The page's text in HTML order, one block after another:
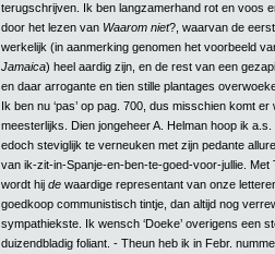
terugschrijven. Ik ben langzamerhand rot en voos
door het lezen van Waarom niet?, waarvan de
werkelijk (in aanmerking genomen het voorbeeld
Jamaica) heel aardig zijn, en de rest van een
en daar arrogante en tien stille plantages
Ik ben nu ‘pas’ op pag. 700, dus misschien komt er
meesterlijks. Dien jongeheer A. Helman hoop ik a.s.
edoch steviglijk te verneuken met zijn pedante
van ik-zit-in-Spanje-en-ben-te-goed-voor-jullie. Met
wordt hij dewaardige representant van onze
goedkoop communistisch tintje, dan altijd nog
sympathiekste. Ik wensch ‘Doeke’ overigens een
duizendbladig foliant. - Theun heb ik in Febr.